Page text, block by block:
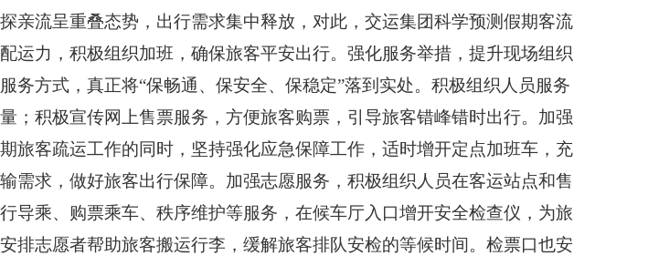
亲流呈重叠态势，出行需求集中释放，对此，交运集团科学预测假期客流
运力，积极组织加班，确保旅客平安出行。强化服务举措，提升现场组织
务方式，真正将“保畅通、保安全、保稳定”落到实处。积极组织人员服务
；积极宣传网上售票服务，方便旅客购票，引导旅客错峰错时出行。加强
旅客疏运工作的同时，坚持强化应急保障工作，适时增开定点加班车，充
需求，做好旅客出行保障。加强志愿服务，积极组织人员在客运站点和售
导乘、购票乘车、秩序维护等服务，在候车厅入口增开安全检查仪，为旅
排志愿者帮助旅客搬运行李，缓解旅客排队安检的等候时间。检票口也安